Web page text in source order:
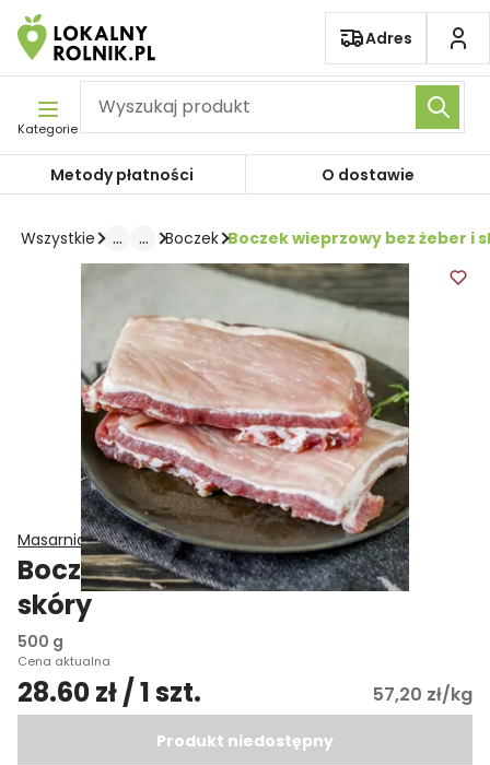
Pomiń nawigację
Adres
Kategorie
Metody płatności O dostawie
Wszystkie ... ... Boczek Boczek wieprzowy bez żeber i
Masarnia Kuznocin
Boczek wieprzowy bez żeber i
skóry
500 g
Cena aktualna
28.60 zł / 1 szt. 57,20 zł/kg
Produkt niedostępny